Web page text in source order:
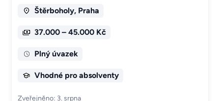
Štěrboholy, Praha
37.000 – 45.000 Kč
Plný úvazek
Vhodné pro absolventy
Zveřejněno: 3. srpna